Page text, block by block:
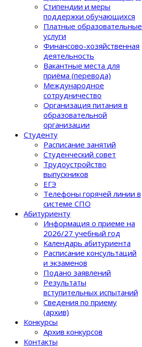
Стипендии и меры
поддержки обучающихся
Платные образовательные
услуги
Финансово-хозяйственная
деятельность
Вакантные места для
приёма (перевода)
Международное
сотрудничество
Организация питания в
образовательной
организации
Студенту
Расписание занятий
Студенческий совет
Трудоустройство
выпускников
ЕГЭ
Телефоны горячей линии в
системе СПО
Абитуриенту
Информация о приеме на
2026/27 учебный год
Календарь абитуриента
Расписание консультаций
и экзаменов
Подано заявлений
Результаты
вступительных испытаний
Сведения по приему
(архив)
Конкурсы
Архив конкурсов
Контакты